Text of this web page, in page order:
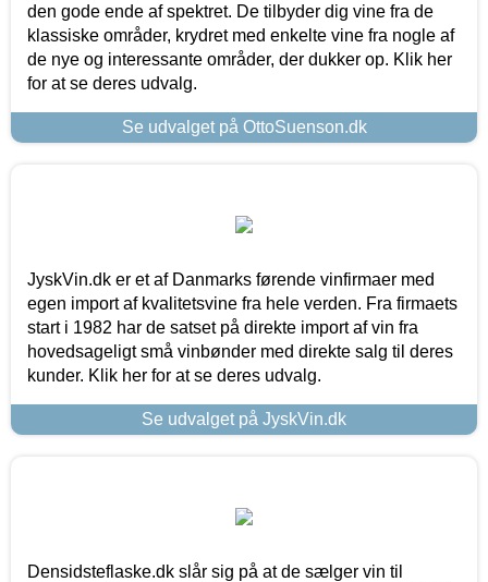
den gode ende af spektret. De tilbyder dig vine fra de
klassiske områder, krydret med enkelte vine fra nogle af
de nye og interessante områder, der dukker op. Klik her
for at se deres udvalg.
Se udvalget på OttoSuenson.dk
JyskVin.dk er et af Danmarks førende vinfirmaer med
egen import af kvalitetsvine fra hele verden. Fra firmaets
start i 1982 har de satset på direkte import af vin fra
hovedsageligt små vinbønder med direkte salg til deres
kunder. Klik her for at se deres udvalg.
Se udvalget på JyskVin.dk
Densidsteflaske.dk slår sig på at de sælger vin til